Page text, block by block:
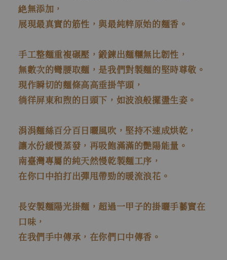
絶無添加，
展現最真實的筋性，與最純粹原始的麵香。
手工整麵重複碾壓，鍛鍊出麵糰無比韌性，
無數次的彎腰取麵，是我們對製麵的堅時尊敬。
現作瞬切的麵條高高垂掛竿頭，
徜徉屏東和煦的日頭下，如波浪般擺盪生姿。
涓涓麵絲百分百日曬風吹，堅持不速成烘乾，
讓水份緩慢蒸發，再吸飽滿滿的艷陽能量。
南臺灣專屬的純天然慢乾製麵工序，
在你口中拍打出彈甩帶勁的暖流浪花。
長安製麵陽光掛麵，超過一甲子的掛曬手藝實在
口味，
在我們手中傳承，在你們口中傳香。